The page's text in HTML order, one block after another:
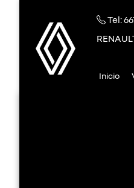
Tel:
Inicio